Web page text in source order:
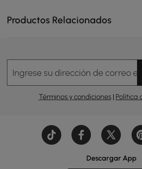
Productos Relacionados
Ingrese su dirección de correo
Términos y condiciones| Política
Descargar App